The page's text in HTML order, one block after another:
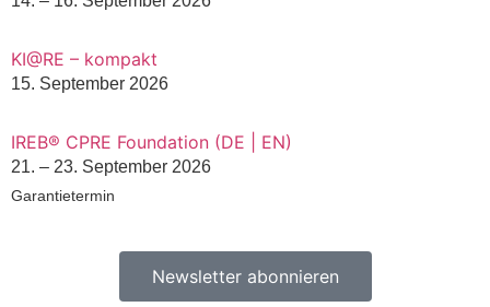
KI@RE – kompakt
15. September 2026
IREB® CPRE Foundation (DE | EN)
21. – 23. September 2026
Garantietermin
Newsletter abonnieren